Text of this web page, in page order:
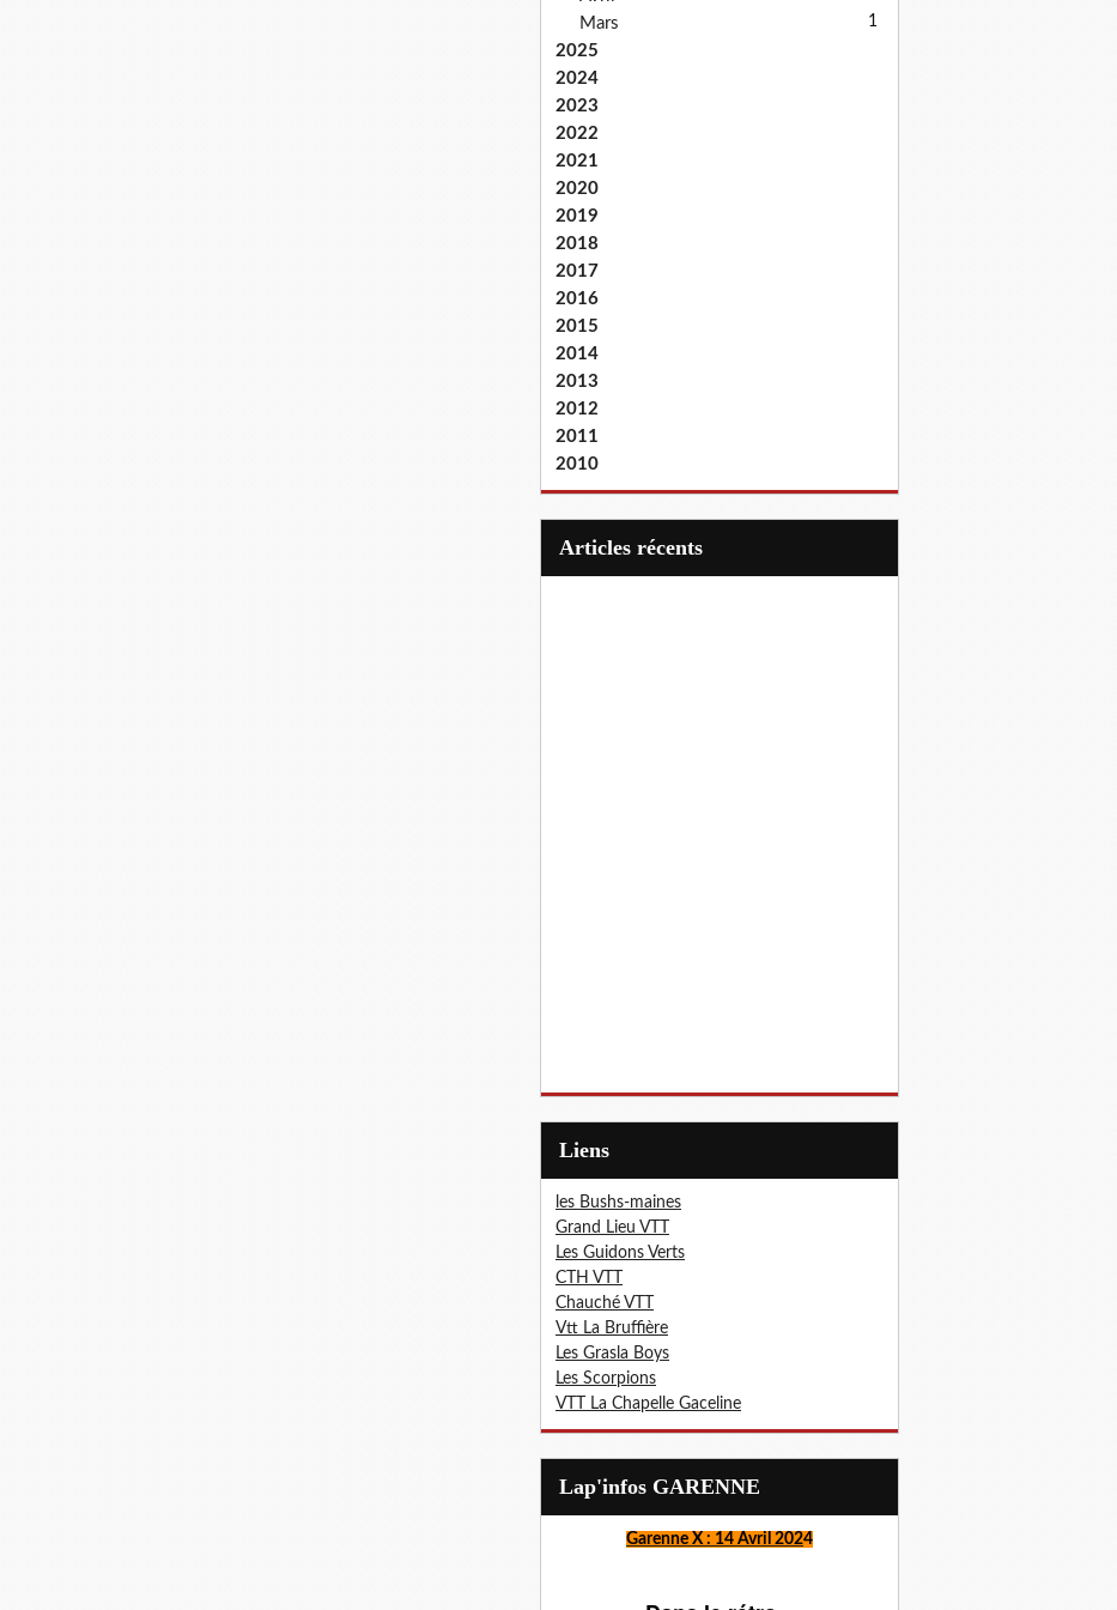
Mars 1
2025
2024
2023
2022
2021
2020
2019
2018
2017
2016
2015
2014
2013
2012
2011
2010
articles récents
Liens
les Bushs-maines
Grand Lieu VTT
Les Guidons Verts
CTH VTT
Chauché VTT
Vtt La Bruffière
Les Grasla Boys
Les Scorpions
VTT La Chapelle Gaceline
Lap'infos GARENNE
Garenne X : 14 Avril 2024